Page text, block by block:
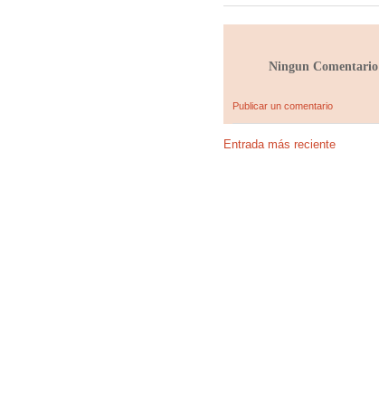
Ningun Comentario
Publicar un comentario
Entrada más reciente